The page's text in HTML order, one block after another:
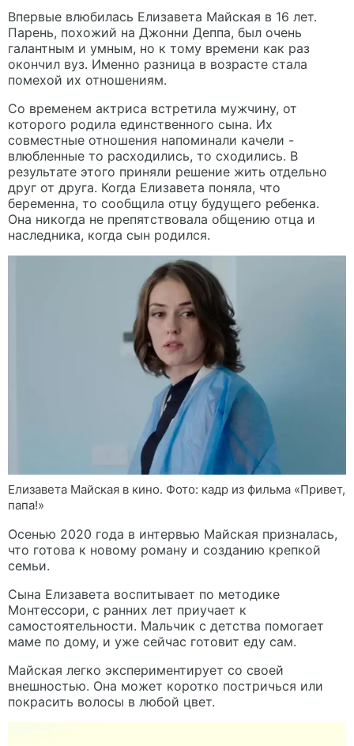
Впервые влюбилась Елизавета Майская в 16 лет.
Парень, похожий на Джонни Деппа, был очень
галантным и умным, но к тому времени как раз
окончил вуз. Именно разница в возрасте стала
помехой их отношениям.
Со временем актриса встретила мужчину, от
которого родила единственного сына. Их
совместные отношения напоминали качели -
влюбленные то расходились, то сходились. В
результате этого приняли решение жить отдельно
друг от друга. Когда Елизавета поняла, что
беременна, то сообщила отцу будущего ребенка.
Она никогда не препятствовала общению отца и
наследника, когда сын родился.
Елизавета Майская в кино. Фото: кадр из фильма «Привет,
папа!»
Осенью 2020 года в интервью Майская призналась,
что готова к новому роману и созданию крепкой
семьи.
Сына Елизавета воспитывает по методике
Монтессори, с ранних лет приучает к
самостоятельности. Мальчик с детства помогает
маме по дому, и уже сейчас готовит еду сам.
Майская легко экспериментирует со своей
внешностью. Она может коротко постричься или
покрасить волосы в любой цвет.